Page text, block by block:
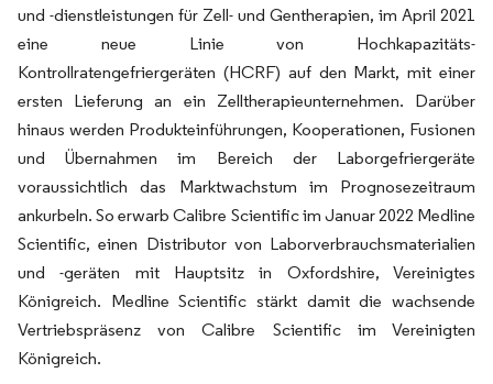
und -dienstleistungen für Zell- und Gentherapien, im April 2021
eine neue Linie von Hochkapazitäts-
Kontrollratengefriergeräten (HCRF) auf den Markt, mit einer
ersten Lieferung an ein Zelltherapieunternehmen. Darüber
hinaus werden Produkteinführungen, Kooperationen, Fusionen
und Übernahmen im Bereich der Laborgefriergeräte
voraussichtlich das Marktwachstum im Prognosezeitraum
ankurbeln. So erwarb Calibre Scientific im Januar 2022 Medline
Scientific, einen Distributor von Laborverbrauchsmaterialien
und -geräten mit Hauptsitz in Oxfordshire, Vereinigtes
Königreich. Medline Scientific stärkt damit die wachsende
Vertriebspräsenz von Calibre Scientific im Vereinigten
Königreich.